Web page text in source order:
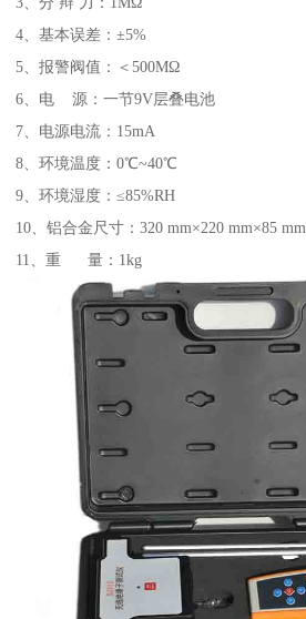
4、基本误差：±5%
5、报警阀值：＜500MΩ
6、电 源：一节9V层叠电池
7、电源电流：15mA
8、环境温度：0℃~40℃
9、环境湿度：≤85%RH
10、铝合金尺寸：320 mm×220 mm×85 mm
11、重 量：1kg